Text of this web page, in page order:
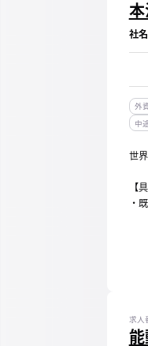
社
外
中
世
【
・
・
求人